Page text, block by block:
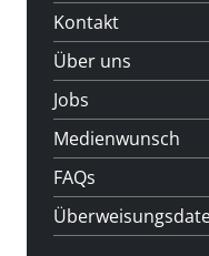
Kontakt
Über uns
Jobs
Medienwunsch
FAQs